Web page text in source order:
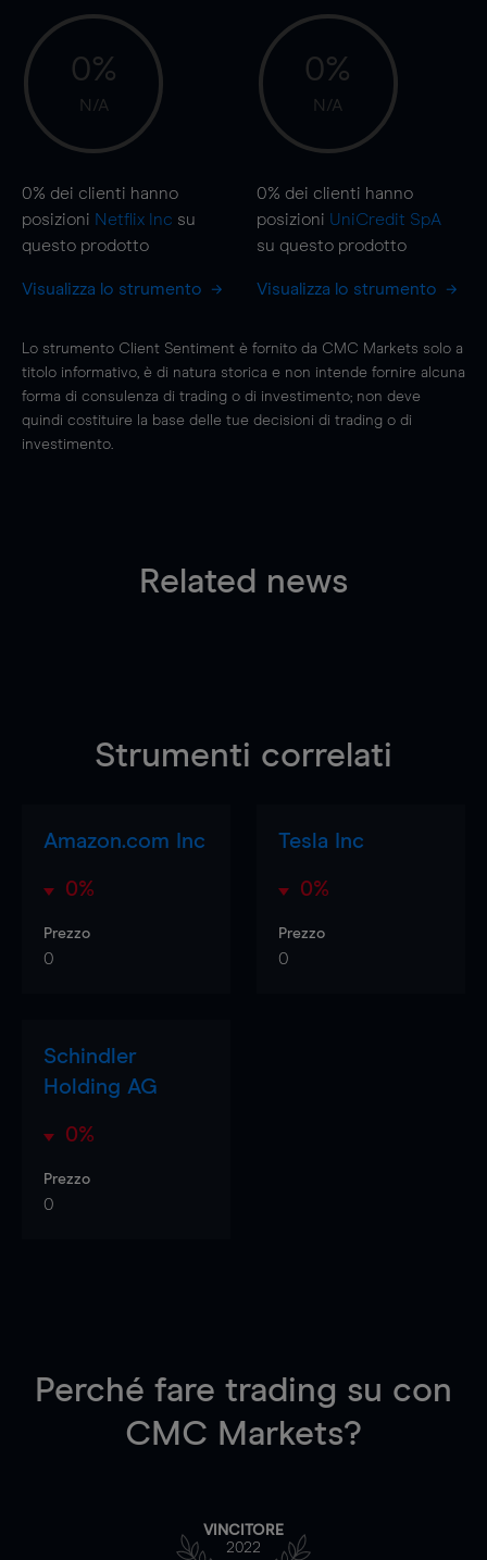
0%
N/A
0% dei clienti hanno
posizioni Netflix Inc su
questo prodotto
Visualizza lo strumento
0%
N/A
0% dei clienti hanno
posizioni UniCredit SpA
su questo prodotto
Visualizza lo strumento
Lo strumento Client Sentiment è fornito da CMC Markets solo a
titolo informativo, è di natura storica e non intende fornire alcuna
forma di consulenza di trading o di investimento; non deve
quindi costituire la base delle tue decisioni di trading o di
investimento.
Related news
Strumenti correlati
Amazon.com Inc
0%
Prezzo
0
Tesla Inc
0%
Prezzo
0
Schindler
Holding AG
0%
Prezzo
0
Perché fare trading su con
CMC Markets?
VINCITORE
2022